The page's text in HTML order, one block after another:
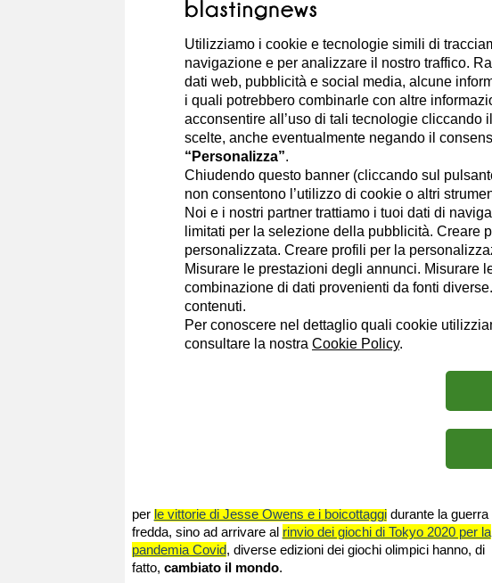
Triathlon
Quando e perché sono nate le Olimpiadi?
I giochi olimpici sonoiniziati intorno all'VIII secoloa.C.
nell'antica Grecia. Il termine prende il nome dalla città di
Olimpia, dove si svolgevano i giochi. Con ildeclinodella
civiltà greca nel mondo antico, le competizioni sportive come
le Olimpiadiperseroil lorovalore.
Secoli dopo, nel 1890, l'aristocratico ed educatore francese
Charles Pierre de Frédy, meglio conosciuto come Barone di
Coubertin, decise di ricreare una competizione sportiva sul
modello delle Olimpiadi greche. Nel 1894 fu creato il
Comitato Olimpico Internazionale
svolsero ad Atene, in Grecia, i primi giochi olimpici dell'era
moderna.
per le vittorie di Jesse Owens e i boicottaggidurante la guerra
fredda, sino ad arrivare al rinvio dei giochi di Tokyo 2020 per la
pandemia Covid, diverse edizioni dei giochi olimpici hanno, di
fatto, cambiato il mondo.
Utilizziamo i cookie e tecnologie simili di
navigazione e per analizzare il nostro traffico.
dati web, pubblicità e social media, alcune
i quali potrebbero combinarle con altre
acconsentire all’uso di tali tecnologie cliccando
scelte, anche eventualmente negando il
“Personalizza”.
Chiudendo questo banner (cliccando sul
non consentono l’utilizzo di cookie o altri
Noi e i nostri partner trattiamo i tuoi dati di
limitati per la selezione della pubblicità.
personalizzata. Creare profili per la
Misurare le prestazioni degli annunci. Misurare
combinazione di dati provenienti da fonti
contenuti.
Per conoscere nel dettaglio quali cookie
consultare la nostra Cookie Policy.